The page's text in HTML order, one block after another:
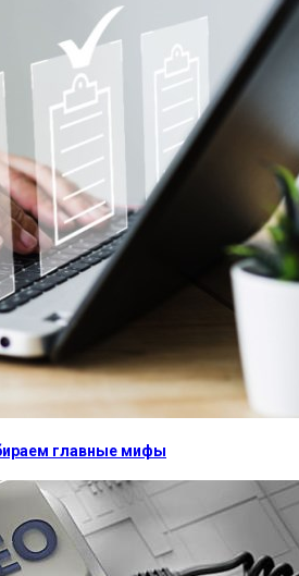
главные мифы